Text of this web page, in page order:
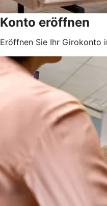
Konto eröffnen
Eröffnen Sie Ihr Girokonto